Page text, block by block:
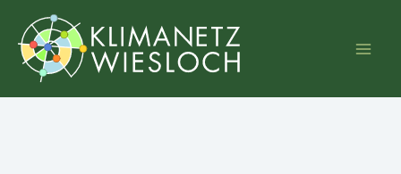
Inhalt
springen